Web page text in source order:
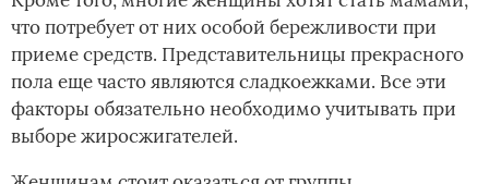
что потребует от них особой бережливости при
приеме средств. Представительницы прекрасного
пола еще часто являются сладкоежками. Все эти
факторы обязательно необходимо учитывать при
выборе жиросжигателей.